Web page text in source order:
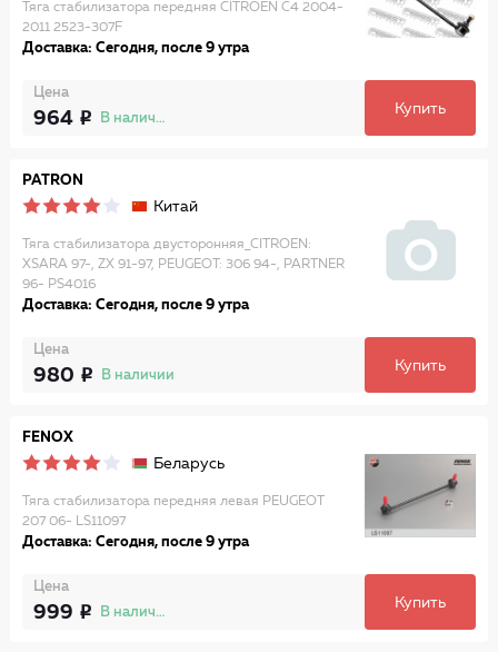
Тяга стабилизатора передняя CITROEN C4 2004­
2011 2523-307F
Доставка: Сегодня, после 9 утра
Цена
964 В наличии
Купить
PATRON
Китай
Тяга стабилизатора двусторонняя_CITROEN:
XSARA 97-, ZX 91-97, PEUGEOT: 306 94-, PARTNER
96- PS4016
Доставка: Сегодня, после 9 утра
Цена
980 В наличии
Купить
FENOX
Беларусь
Тяга стабилизатора передняя левая PEUGEOT
207 06- LS11097
Доставка: Сегодня, после 9 утра
Цена
999 В наличии
Купить